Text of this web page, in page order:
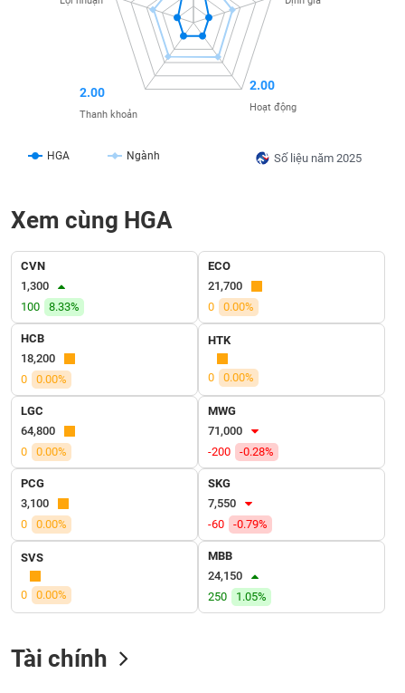
Số liệu năm 2025
HGA Ngành
2.00
Hoạt động
2.00
Thanh khoản
Xem cùng HGA
CVN
1,300
100
8.33%
ECO
21,700
0
0.00%
HCB
18,200
0
0.00%
HTK
0 0.00%
LGC
64,800
0
0.00%
MWG
71,000
-200
-0.28%
PCG
3,100
0
0.00%
SKG
7,550
-60
-0.79%
SVS
0 0.00%
MBB
24,150
250
1.05%
Tài chính
YẾU
DÙNG
THIẾT
YẾU
CHĂM
SÓC
SỨC
KHỎE
TÀI
CHÍNH
CÔNG
NGHỆ